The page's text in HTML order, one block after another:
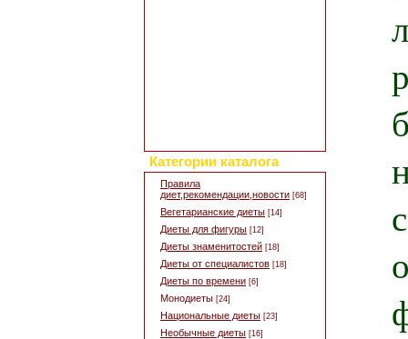
Категории каталога
Правила
диет,рекомендации,новости [68]
Вегетарианские диеты [14]
Диеты для фигуры [12]
Диеты знаменитостей [18]
Диеты от специалистов [18]
Диеты по времени [6]
Монодиеты [24]
Национальные диеты [23]
Необычные диеты [16]